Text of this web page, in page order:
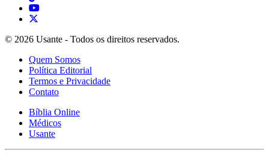
© 2026 Usante - Todos os direitos reservados.
Quem Somos
Política Editorial
Termos e Privacidade
Contato
Bíblia Online
Médicos
Usante